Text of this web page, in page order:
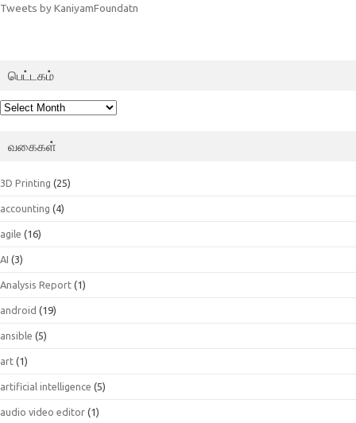
Tweets by KaniyamFoundatn
பெட்டகம்
பெட்டகம்
வகைகள்
3D Printing (25)
accounting (4)
agile (16)
AI (3)
Analysis Report (1)
android (19)
ansible (5)
art (1)
artificial intelligence (5)
audio video editor (1)